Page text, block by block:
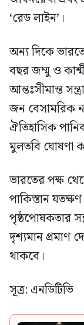
‘রেড লাইন’।
অন্য দিকে
বছর জম্মু ও
আন্তঃসীমান্ত
জন বেসামরিক
ঐতিহাসিক
মুলতবি ঘোষণা
ভারতের পক্ষ
পাকিস্তান যতক্ষণ
পৃষ্ঠপোষকতার
দৃশ্যমান প্রমাণ
থাকবে।
সূত্র: এনডিটিভি